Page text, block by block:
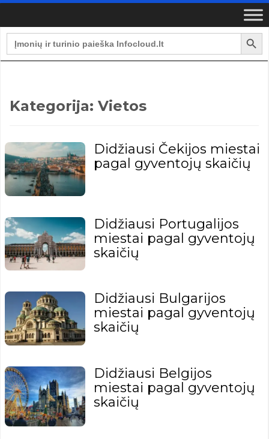
Search
for:
Search Button
Kategorija: Vietos
Didžiausi Čekijos miestai
pagal gyventojų skaičių
Didžiausi Portugalijos
miestai pagal gyventojų
skaičių
Didžiausi Bulgarijos
miestai pagal gyventojų
skaičių
Didžiausi Belgijos
miestai pagal gyventojų
skaičių